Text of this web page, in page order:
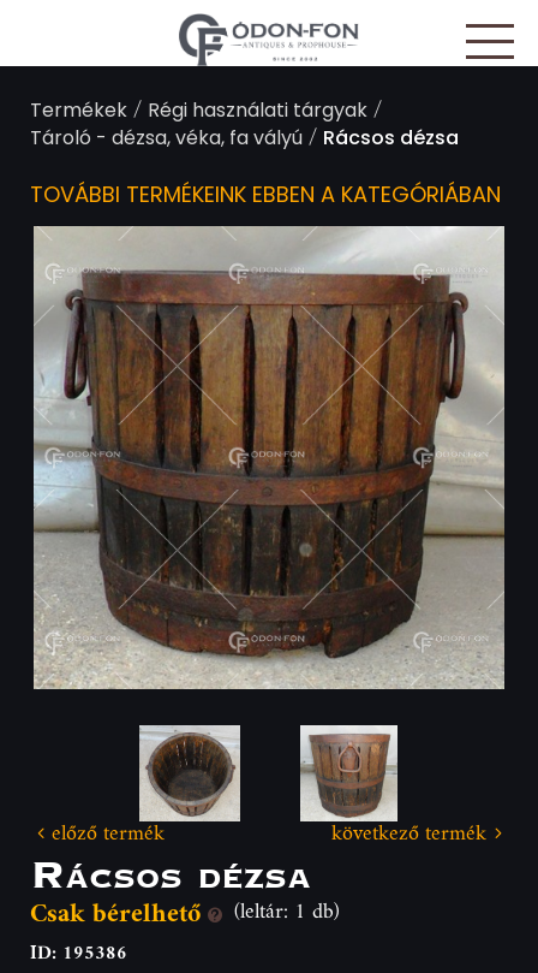
Termékek/ Régi használati tárgyak/
Tároló - dézsa, véka, fa vályú/ Rácsos dézsa
TOVÁBBI TERMÉKEINK EBBEN A KATEGÓRIÁBAN
előző termék következő termék
Rácsos dézsa
Csak bérelhető (leltár: 1 db)
ID: 195386